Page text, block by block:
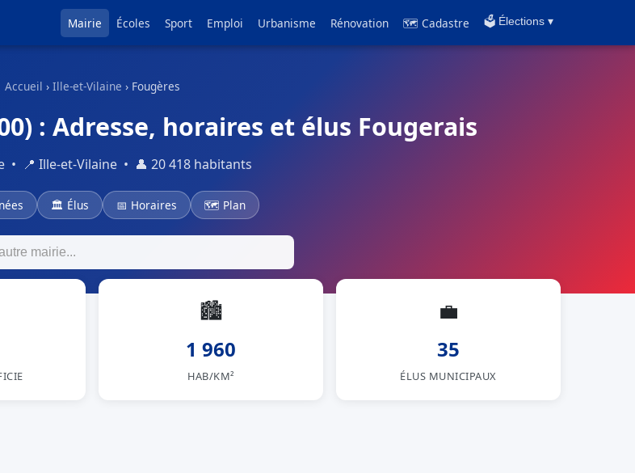
Mairie Écoles Sport Emploi Urbanisme Rénovation 🗺 Cadastre 🗳️ Élections ▾
Accueil › Ille-et-Vilaine › Fougères
: Adresse, horaires et élus Fougerais
• 📍 Ille-et-Vilaine • 👤 20 418 habitants
🏛 Élus 📅 Horaires 🗺 Plan
🏙
1 960
HAB/KM²
💼
35
ÉLUS MUNICIPAUX